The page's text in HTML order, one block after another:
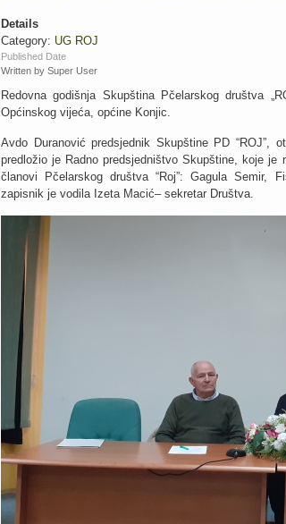
Details
Category: UG ROJ
Published Date
Written by Super User
Redovna godišnja Skupština Pčelarskog društva
Općinskog vijeća, općine Konjic.
Avdo Duranović predsjednik Skupštine PD “ROJ”,
predložio je Radno predsjedništvo Skupštine, koje
članovi Pčelarskog društva “Roj”: Gagula Semir,
zapisnik je vodila Izeta Macić– sekretar Društva.